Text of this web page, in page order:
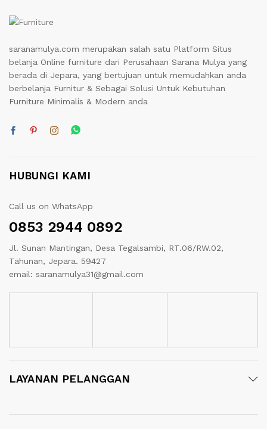
saranamulya.com merupakan salah satu Platform Situs
belanja Online furniture dari Perusahaan Sarana Mulya yang
berada di Jepara, yang bertujuan untuk memudahkan anda
berbelanja Furnitur & Sebagai Solusi Untuk Kebutuhan
Furniture Minimalis & Modern anda
HUBUNGI KAMI
Call us on WhatsApp
0853 2944 0892
Jl. Sunan Mantingan, Desa Tegalsambi, RT.06/RW.02,
Tahunan, Jepara. 59427
email: saranamulya31@gmail.com
LAYANAN PELANGGAN